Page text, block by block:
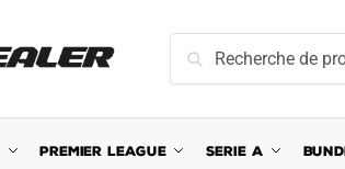
pour :
Recherche
PREMIER LEAGUE SERIE A